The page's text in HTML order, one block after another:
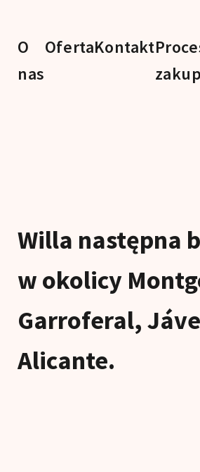
O
nas
OfertaKontakt
Willa następna
w okolicy
Garroferal,
Alicante.